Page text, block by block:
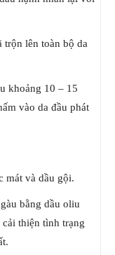
trộn lên toàn bộ da
khoảng 10 – 15
vào da đầu phát
mát và dầu gội.
bằng dầu oliu
thiện tình trạng